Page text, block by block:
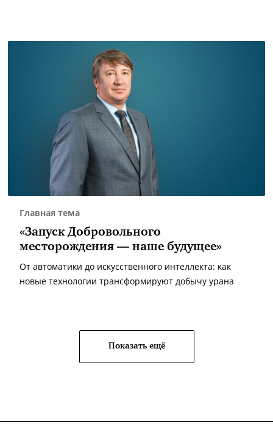
Главная тема
«Запуск Добровольного
месторождения — наше будущее»
От автоматики до искусственного интеллекта: как
новые технологии трансформируют добычу урана
Показать ещё